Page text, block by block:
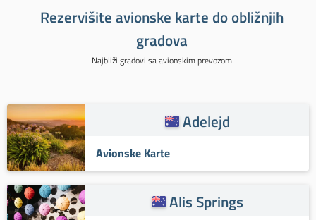
Rezervišite avionske karte do obližnjih
gradova
Najbliži gradovi sa avionskim prevozom
Adelejd
Avionske Karte
Alis Springs